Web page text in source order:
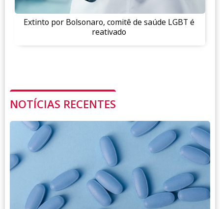
Extinto por Bolsonaro, comitê de saúde LGBT é
reativado
NOTÍCIAS RECENTES